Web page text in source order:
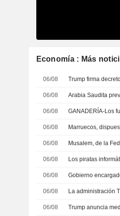
Economía : Más
06/08
06/08
06/08
06/08
06/08
06/08
06/08
06/08
06/08